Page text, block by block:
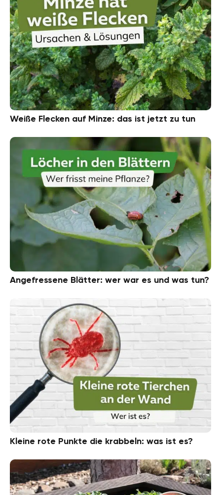
Weiße Flecken auf Minze: das ist jetzt zu tun
Angefressene Blätter: wer war es und was tun?
Kleine rote Punkte die krabbeln: was ist es?